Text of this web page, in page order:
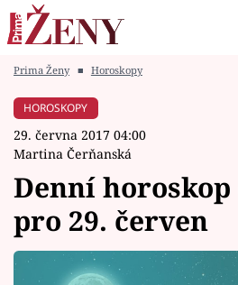
Módní alarm
Témata
Celebrity
Prima Ženy ■ Horoskopy
HOROSKOPY
29. června 2017 04:00
Martina Čerňanská
Denní
pro 29. červen